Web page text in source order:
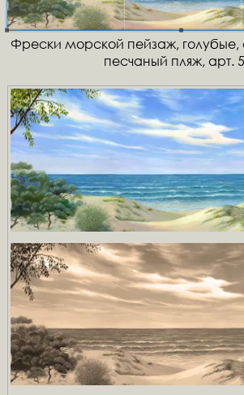
Фрески морской пейзаж,
песчаный пляж, арт.